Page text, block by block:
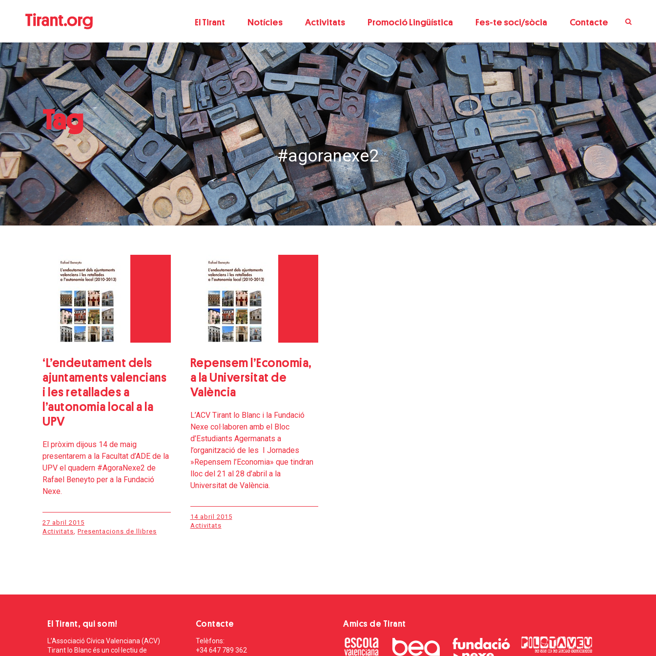
El Tirant Notícies Activitats Promoció Lingüística Fes-te soci/sòcia Contacte
Tag
#agoranexe2
‘L’endeutament dels
ajuntaments valencians
i les retallades a
l’autonomia local a la
UPV
El pròxim dijous 14 de maig
presentarem a la Facultat d’ADE de la
UPV el quadern #AgoraNexe2 de
Rafael Beneyto per a la Fundació
Nexe.
27 abril 2015
Activitats, Presentacions de llibres
Repensem l’Economia,
a la Universitat de
València
L’ACV Tirant lo Blanc i la Fundació
Nexe col·laboren amb el Bloc
d’Estudiants Agermanats a
l’organització de les I Jornades
»Repensem l’Economia» que tindran
lloc del 21 al 28 d’abril a la
Universitat de València.
14 abril 2015
Activitats
El Tirant, qui som!
L’Associació Cívica Valenciana (ACV)
Tirant lo Blanc és un col·lectiu de
Contacte
Telèfons:
+34 647 789 362
Amics de Tirant